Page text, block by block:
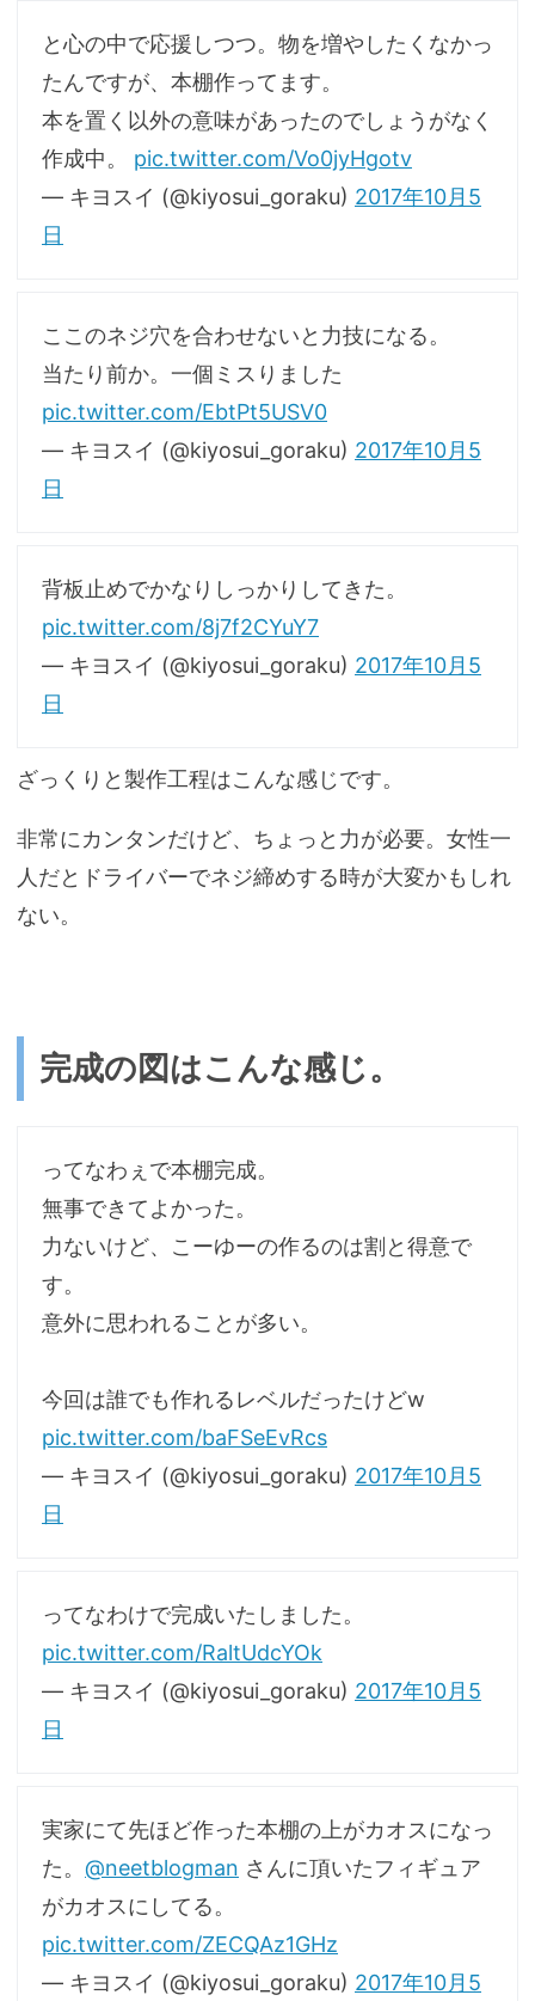
と心の中で応援しつつ。物を増やしたくなかっ
たんですが、本棚作ってます。
本を置く以外の意味があったのでしょうがなく
作成中。 pic.twitter.com/Vo0jyHgotv
— キヨスイ (@kiyosui_goraku) 2017年10月5
日
ここのネジ穴を合わせないと力技になる。
当たり前か。一個ミスりました
pic.twitter.com/EbtPt5USV0
— キヨスイ (@kiyosui_goraku) 2017年10月5
日
背板止めでかなりしっかりしてきた。
pic.twitter.com/8j7f2CYuY7
— キヨスイ (@kiyosui_goraku) 2017年10月5
日
ざっくりと製作工程はこんな感じです。
非常にカンタンだけど、ちょっと力が必要。女性一
人だとドライバーでネジ締めする時が大変かもしれ
ない。
完成の図はこんな感じ。
ってなわぇで本棚完成。
無事できてよかった。
力ないけど、こーゆーの作るのは割と得意で
す。
意外に思われることが多い。
今回は誰でも作れるレベルだったけどw
pic.twitter.com/baFSeEvRcs
— キヨスイ (@kiyosui_goraku) 2017年10月5
日
ってなわけで完成いたしました。
pic.twitter.com/RaltUdcYOk
— キヨスイ (@kiyosui_goraku) 2017年10月5
日
実家にて先ほど作った本棚の上がカオスになっ
た。 @neetblogman さんに頂いたフィギュア
がカオスにしてる。
pic.twitter.com/ZECQAz1GHz
— キヨスイ (@kiyosui_goraku) 2017年10月5